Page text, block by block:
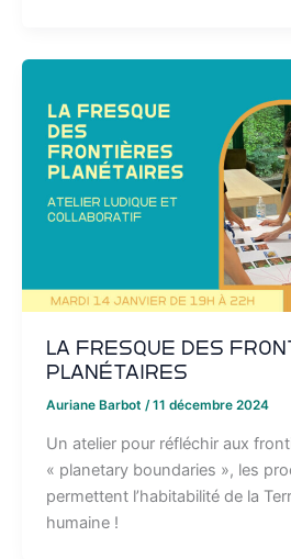
La Fresque des
Planétaires
Auriane Barbot /11 décembre 2024
Un atelier pour réfléchir aux
« planetary boundaries », les
permettent l’habitabilité de la
humaine !